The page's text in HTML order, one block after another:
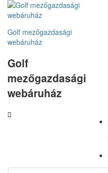
Golf mezőgazdasági
webáruház
Golf
mezőgazdasági
webáruház